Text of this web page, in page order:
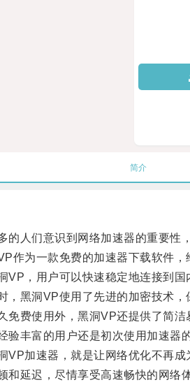
简介
人们意识到网络加速器的重要性，
为一款免费的加速器下载软件，
，用户可以快速稳定地连接到国
黑洞VP使用了先进的加密技术，
费使用外，黑洞VP还提供了简洁
丰富的用户还是初次使用加速器的
加速器，就是让网络优化不再成
延迟，尽情享受高速畅快的网络体